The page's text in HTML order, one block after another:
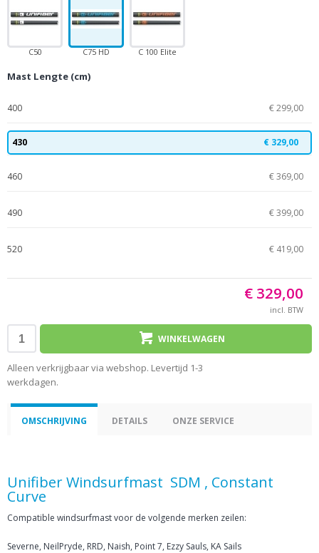
C50
C75 HD C 100 Elite
Mast Lengte (cm)
400 € 299,00
430 € 329,00
460 € 369,00
490 € 399,00
520 € 419,00
€ 329,00
incl. BTW
WINKELWAGEN
Alleen verkrijgbaar via webshop. Levertijd 1-3
werkdagen.
OMSCHRIJVING DETAILS ONZE SERVICE
Unifiber Windsurfmast SDM , Constant
Curve
Compatible windsurfmast voor de volgende merken zeilen:
Severne, NeilPryde, RRD, Naish, Point 7, Ezzy Sauls, KA Sails